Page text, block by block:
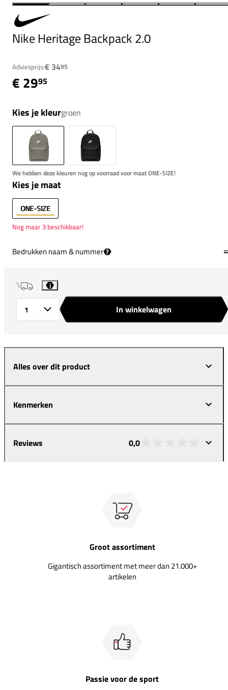
Nike Heritage Backpack 2.0
Adviesprijs:€ 3495
€ 2995
Kies je kleurgroen
We hebben deze kleuren nog op voorraad voor maat ONE-SIZE!
Kies je maat
ONE-SIZE
Nog maar 3 beschikbaar!
Bedrukken naam & nummer ?
i
In winkelwagen
Alles over dit product
Kenmerken
Reviews 0,0
Groot assortiment
Gigantisch assortiment met meer dan 21.000+
artikelen
Passie voor de sport